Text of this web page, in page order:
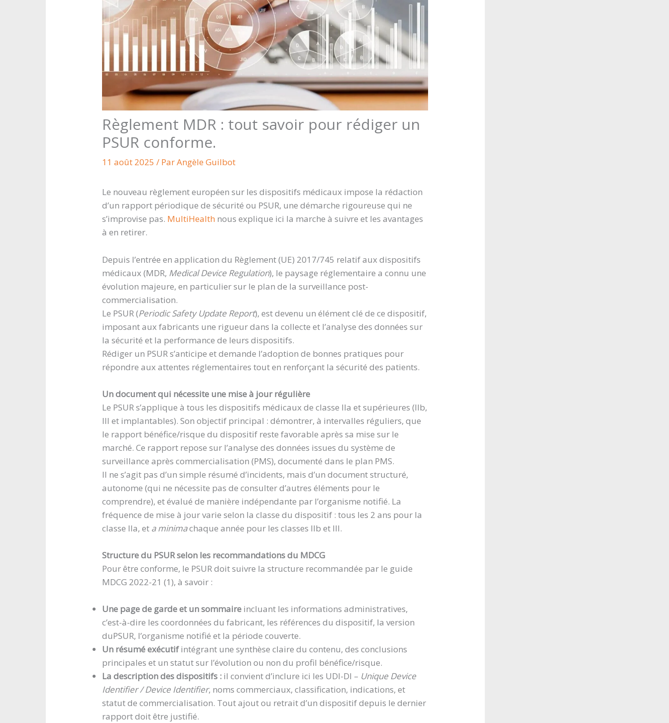
Règlement MDR : tout savoir pour rédiger un
PSUR conforme.
11 août 2025/ ParAngèle Guilbot
Le nouveau règlement européen sur les dispositifs médicaux impose la rédaction
d’un rapport périodique de sécurité ou PSUR, une démarche rigoureuse qui ne
s’improvise pas. MultiHealth nous explique ici la marche à suivre et les avantages
à en retirer.
Depuis l’entrée en application du Règlement (UE) 2017/745 relatif aux dispositifs
médicaux (MDR, Medical Device Regulation), le paysage réglementaire a connu une
évolution majeure, en particulier sur le plan de la surveillance post-
commercialisation.
Le PSUR (Periodic Safety Update Report), est devenu un élément clé de ce dispositif,
imposant aux fabricants une rigueur dans la collecte et l’analyse des données sur
la sécurité et la performance de leurs dispositifs.
Rédiger un PSUR s’anticipe et demande l’adoption de bonnes pratiques pour
répondre aux attentes réglementaires tout en renforçant la sécurité des patients.
Un document qui nécessite une mise à jour régulière
Le PSUR s’applique à tous les dispositifs médicaux de classe IIa et supérieures (IIb,
III et implantables). Son objectif principal : démontrer, à intervalles réguliers, que
le rapport bénéfice/risque du dispositif reste favorable après sa mise sur le
marché. Ce rapport repose sur l’analyse des données issues du système de
surveillance après commercialisation (PMS), documenté dans le plan PMS.
Il ne s’agit pas d’un simple résumé d’incidents, mais d’un document structuré,
autonome (qui ne nécessite pas de consulter d’autres éléments pour le
comprendre), et évalué de manière indépendante par l’organisme notifié. La
fréquence de mise à jour varie selon la classe du dispositif : tous les 2 ans pour la
classe IIa, et a minimachaque année pour les classes IIb et III.
Structure du PSUR selon les recommandations du MDCG
Pour être conforme, le PSUR doit suivre la structure recommandée par le guide
MDCG 2022-21 (1), à savoir :
Une page de garde et un sommaire incluant les informations administratives,
c’est-à-dire les coordonnées du fabricant, les références du dispositif, la version
duPSUR, l’organisme notifié et la période couverte.
Un résumé exécutifintégrant une synthèse claire du contenu, des conclusions
principales et un statut sur l’évolution ou non du profil bénéfice/risque.
La description des dispositifs : il convient d’inclure ici les UDI-DI – Unique Device
Identifier / Device Identifier, noms commerciaux, classification, indications, et
statut de commercialisation. Tout ajout ou retrait d’un dispositif depuis le dernier
rapport doit être justifié.